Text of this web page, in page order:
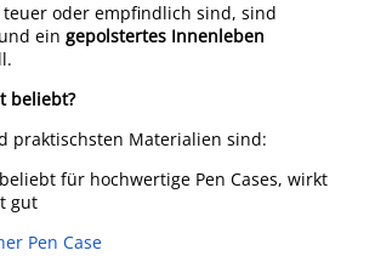
oder empfindlich sind, sind
und ein gepolstertes Innenleben
beliebt?
praktischsten Materialien sind:
für hochwertige Pen Cases, wirkt
gut
Pen Case